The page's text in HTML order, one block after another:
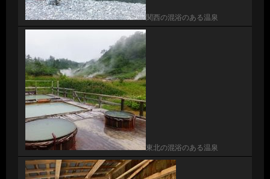
関西の混浴のある温泉
東北の混浴のある温泉